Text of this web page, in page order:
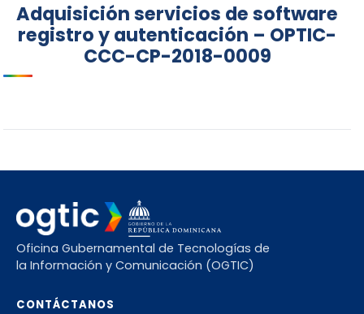
Adquisición servicios de software
registro y autenticación – OPTIC-
CCC-CP-2018-0009
Oficina Gubernamental de Tecnologías de
la Información y Comunicación (OGTIC)
CONTÁCTANOS